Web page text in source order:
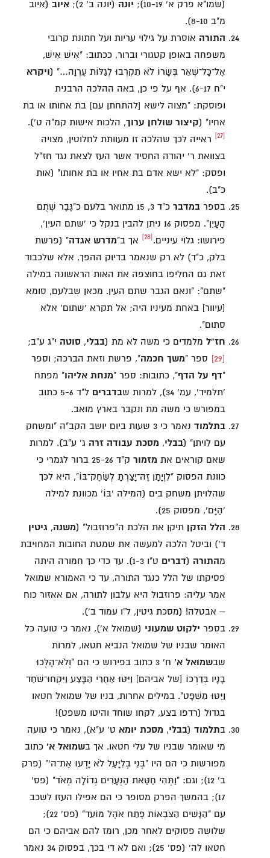
(שמו"א פרק א' 10-19);
יונה (יונה ב' 2); איוב (איוב
מ"ב 8-10).
התורה אוסרת על גילוי עריות ועל חתונת קרובי
משפחה באופן קטגורי וברור, ככתוב: "אִישׁ אִישׁ,
אֶל־כָּל־שְׁאֵר בְּשָׂרוֹ לֹא תִקְרְבוּ לְגַלּוֹת עֶרְוָה…" (ויקרא
י"ח 6-17). אף על פי כן, באה ההלכה הרבנית
ופוסקת: "מצוה לישא [להתחתן עם] בת אחותו או בת
אחיו" (קיצור שולחן ערוך, הלכות אישות קמ"ה ט').
[27]
ראייה לכך שהלכה זו מעוותת לחלוטין, מצויה
בצוואת ר' יהודה החסיד אשר העז לצאת נגד חז"ל
ופסק: "לא ישא אדם בת אחיו או בת אחותו" (אות
כ"ב).
בספר במדבר
כ"ד 3, 15 מתואר בלעם כ"גֶּבֶר שְׁתֻם
הָעָיִן". מפסוק 16 ניתן להבין בנקל כי 'שתם העין',
פירושו: גלוי עיניים. [28] אך ב"מדרש אגדה" (פרשת
בלק, כ"ד) לא רק שנאמר בדיוק ההפך, אלא שלכבוד
זאת גם החליפו בחוצפה את האות הראשונה במילה
"שתם": "ונאם הגבר שתם העין. מכאן שבלעם, סומא
[עיוור] באחת מעיניו היה; אל תקרא 'שתום' אלא
סתום".
חז"ל מלמדים כי משה לא מת (בבלי, סוטה י"ג ע"ב;
[29]
ספר "משך חכמה", פרשת וזאת הברכה; וספר
"דף על הדף", כתובות: ספר "מנחת אליהו" מפתח
'תלמיד', עמ' 34), למרות ש
בדברים
ל"ד 5-6 כתוב
במפורש כי משה מת ונקבר בארץ מואב.
בתלמוד
נאמר כי 3 שעות ביום יושב הקב"ה "ומשחק
עם לִויתן" (בבלי, מסכת עבודה זרה ג' ע"ב). למרות
שאם קוראים את מזמור
ק"ד 25-26 ברור לגמרי כי
כוונת הפסוק "לִוְיָתָן זֶה־יָצַרְתָּ לְשַׂחֶק־בּוֹ", היא לכך
שהלויתן משחק בים (המילה 'בּוֹ' מכוונת למילה
'הַיָּם', מפסוק 25).
הלל הזקן תיקן את הלכת ה"פרוזבול" (משנה, גיטין
ד') וביטל הלכה למעשה את שמטת החובות המחוּיבת
מהתורה (דברים
ט"ו 1-3). עד כדי כך חמורה היתה
פסיקתו של הלל כנגד התורה, עד כי האמורא שמואל
אמר עליה: פרוזבול היא עלבון לתורה, אם אאזור כוח
– אבטלה! (מסכת גיטין, ל"ו עמוד ב').
בספר ילקוט שמעוני (שמואל א'), נאמר כי טועה כל
האומר שבניו של שמואל הנביא חטאו, למרות
שבשמואל א'
ח' 3 כתוב בפירוש כי הם "וְלֹא־הָלְכוּ
בָנָיו בְּדַרְכוֹ [של אביהם] וַיִּטּוּ אַחֲרֵי הַבָּצַע וַיִּקְחוּ־שֹׁחַד
וַיַּטּוּ מִשְׁפָּט". במילים אחרות, בניו של שמואל חטאו
בגדול (רדפו בצע, לקחו שוחד והיטו משפט)!
בתלמוד (בבלי, מסכת יומא ט' ע"א), נאמר כי טועה
מי שאומר שבניו של עלי חטאו. אך בשמואל א' כתוב
מפורשות כי הם היו "בְּנֵי בְלִיָּעַל לֹא יָדְעוּ אֶת־ה'" (פרק
ב' 12); וגם: "וַתְּהִי חַטַּאת הַנְּעָרִים גְּדוֹלָה מְאֹד" (פס'
17); בהמשך הפרק מסופר כי הם אפילו העזו לשכב
עם "הַנָּשִׁים הַצֹּבְאוֹת פֶּתַח אֹהֶל מוֹעֵד" (פס' 22);
שלושה פסוקים לאחר מכן, רומז להם אביהם כי הם
חטאו לה' (פס' 25); ואם לא די בכך, בפסוק 34 נאמר